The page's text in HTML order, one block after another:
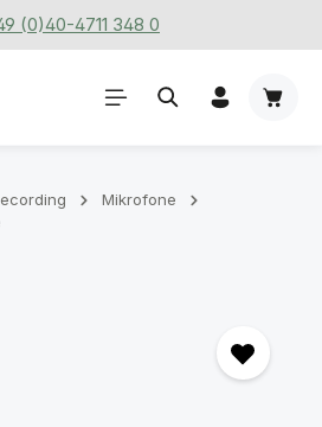
(0)40-4711 348 0
Mikrofone